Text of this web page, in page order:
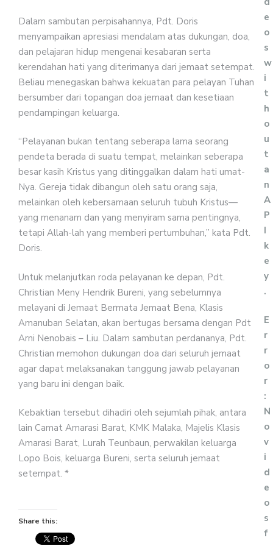
Dalam sambutan perpisahannya, Pdt. Doris
menyampaikan apresiasi mendalam atas dukungan, doa,
dan pelajaran hidup mengenai kesabaran serta
kerendahan hati yang diterimanya dari jemaat setempat.
Beliau menegaskan bahwa kekuatan para pelayan Tuhan
bersumber dari topangan doa jemaat dan kesetiaan
pendampingan keluarga.
“Pelayanan bukan tentang seberapa lama seorang
pendeta berada di suatu tempat, melainkan seberapa
besar kasih Kristus yang ditinggalkan dalam hati umat-
Nya. Gereja tidak dibangun oleh satu orang saja,
melainkan oleh kebersamaan seluruh tubuh Kristus—
yang menanam dan yang menyiram sama pentingnya,
tetapi Allah-lah yang memberi pertumbuhan,” kata Pdt.
Doris.
Untuk melanjutkan roda pelayanan ke depan, Pdt.
Christian Meny Hendrik Bureni, yang sebelumnya
melayani di Jemaat Bermata Jemaat Bena, Klasis
Amanuban Selatan, akan bertugas bersama dengan Pdt
Arni Nenobais – Liu. Dalam sambutan perdananya, Pdt.
Christian memohon dukungan doa dari seluruh jemaat
agar dapat melaksanakan tanggung jawab pelayanan
yang baru ini dengan baik.
Kebaktian tersebut dihadiri oleh sejumlah pihak, antara
lain Camat Amarasi Barat, KMK Malaka, Majelis Klasis
Amarasi Barat, Lurah Teunbaun, perwakilan keluarga
Lopo Bois, keluarga Bureni, serta seluruh jemaat
setempat. *
Share this:
e
o
s
w
i
t
h
o
u
t
a
n
A
P
I
k
e
y
.
E
r
r
o
r
:
N
o
v
i
d
e
o
s
f